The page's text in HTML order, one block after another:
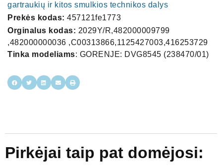
gartraukių ir kitos smulkios technikos dalys
Prekės kodas: 457121fe1773
Orginalus kodas: 2029Y/R,482000009799
,482000000036 ,C00313866,1125427003,416253729
Tinka modeliams: GORENJE: DVG8545 (238470/01)
Pirkėjai taip pat domėjosi: